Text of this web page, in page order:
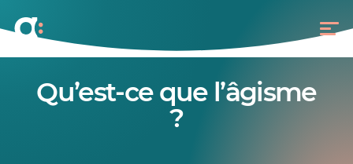
Qu’est-ce que l’âgisme
?